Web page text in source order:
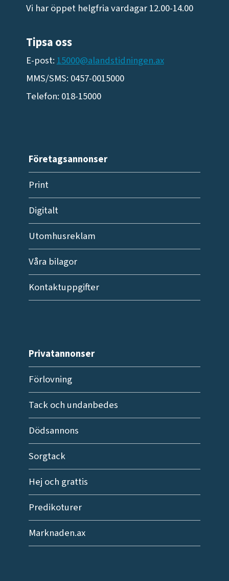
Vi har öppet helgfria vardagar 12.00-14.00
Tipsa oss
E-post:15000@alandstidningen.ax
MMS/SMS: 0457-0015000
Telefon: 018-15000
Företagsannonser
Print
Digitalt
Utomhusreklam
Våra bilagor
Kontaktuppgifter
Privatannonser
Förlovning
Tack och undanbedes
Dödsannons
Sorgtack
Hej och grattis
Predikoturer
Marknaden.ax